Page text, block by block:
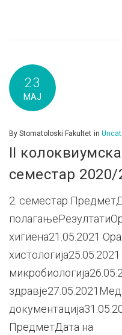
23
МАЈ
By Stomatoloski Fakultet in
II
семестар 2020/
2. семестар
хигиена21.05.2021
ПредметДата на